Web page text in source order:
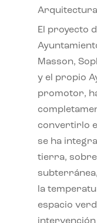
Arquitectura
El proyecto
Masson,
y el propio
promotor,
convertirlo
se ha
tierra,
la
espacio
intervención